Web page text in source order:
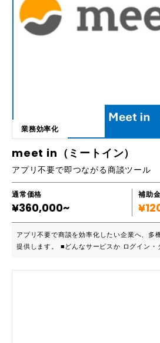
ラクティック理論に基づいて開発された12種
横になるだけで、最大 65 度の翡翠(ヒスイ)
体・牽引・サウンドセラピーの６つの効果効
ることができる万能の管理医療機器です。 初めて、マスターV4を使って
サロン開設される方の運営サポートも行って
い。ZOOM対応できますので、全国どこでもサポ
と、サロン運営のことなど、広範囲にわたり
私の強みは、マスターV正規代理店でありな
持続化補助金の申請サポートができること、
構築、Googleマップ登録など、ネットスキ
こと、マスターV4を使ったサロン運営の指導
者として経理や確定申告ができることなど、
国内独占卸会社の株式会社SEMONとは、同
情報共有ができていますので、マスターV4に
業務効率化
meet in（ミートイン）
アプリ不要で即つながる商談ツール
通常価格
¥360,000~
補助
アプリ不要で商談を効率化したい企業へ、多
提供します。 ■どんなサービスか ログイン・ダウンロードが一切不要：
談を開始できます。 ビジネス特化の充実し